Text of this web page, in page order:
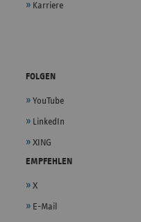
Karriere
FOLGEN
YouTube
LinkedIn
XING
EMPFEHLEN
X
E-Mail